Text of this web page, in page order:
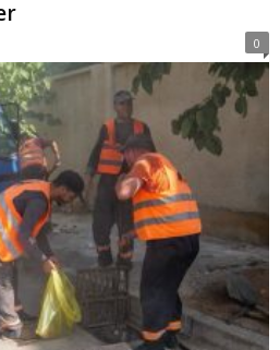
0